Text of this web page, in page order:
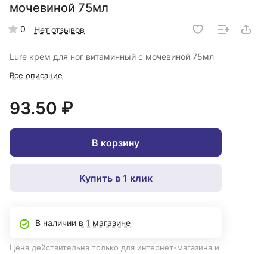
мочевиной 75мл
0 Нет отзывов
Lure крем для ног витаминный с мочевиной 75мл
Все описание
93.50 ₽
В корзину
Купить в 1 клик
В наличии в 1 магазине
Цена действительна только для интернет-магазина и